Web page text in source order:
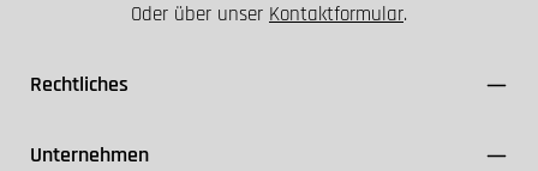
Oder über unser Kontaktformular.
Rechtliches
Unternehmen